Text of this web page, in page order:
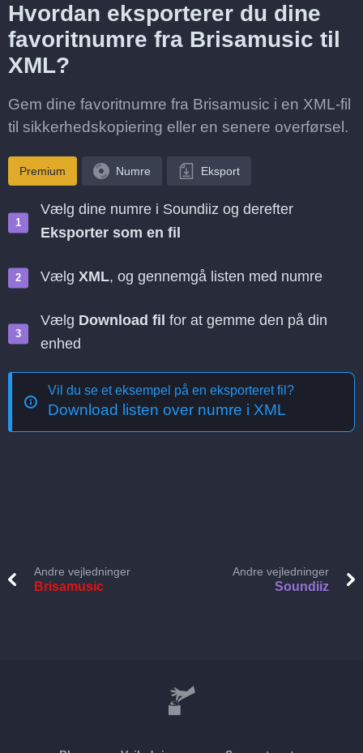
Hvordan eksporterer du dine
favoritnumre fra Brisamusic til
XML?
Gem dine favoritnumre fra Brisamusic i en XML-fil
til sikkerhedskopiering eller en senere overførsel.
Premium Numre Eksport
Vælg dine numre i Soundiiz og derefter
Eksporter som en fil
Vælg XML, og gennemgå listen med numre
Vælg Download fil for at gemme den på din
enhed
Vil du se et eksempel på en eksporteret fil?
Download listen over numre i XML
Andre vejledninger
Brisamusic
Andre vejledninger
Soundiiz